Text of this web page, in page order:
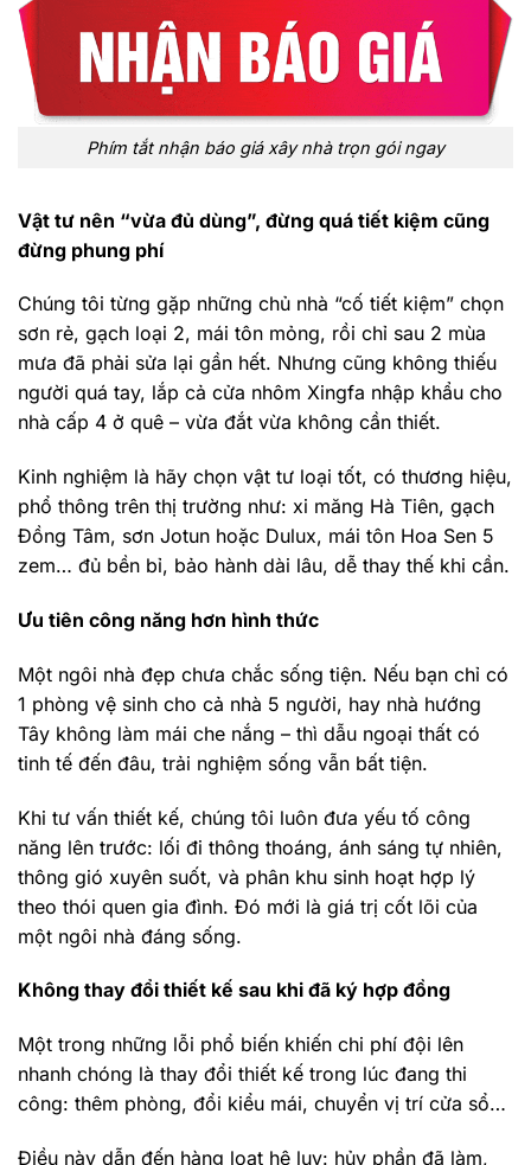
Phím tắt nhận báo giá xây nhà trọn gói ngay
Vật tư nên “vừa đủ dùng”, đừng quá tiết kiệm cũng
đừng phung phí
Chúng tôi từng gặp những chủ nhà “cố tiết kiệm” chọn
sơn rẻ, gạch loại 2, mái tôn mỏng, rồi chỉ sau 2 mùa
mưa đã phải sửa lại gần hết. Nhưng cũng không thiếu
người quá tay, lắp cả cửa nhôm Xingfa nhập khẩu cho
nhà cấp 4 ở quê – vừa đắt vừa không cần thiết.
Kinh nghiệm là hãy chọn vật tư loại tốt, có thương hiệu,
phổ thông trên thị trường như: xi măng Hà Tiên, gạch
Đồng Tâm, sơn Jotun hoặc Dulux, mái tôn Hoa Sen 5
zem… đủ bền bỉ, bảo hành dài lâu, dễ thay thế khi cần.
Ưu tiên công năng hơn hình thức
Một ngôi nhà đẹp chưa chắc sống tiện. Nếu bạn chỉ có
1 phòng vệ sinh cho cả nhà 5 người, hay nhà hướng
Tây không làm mái che nắng – thì dẫu ngoại thất có
tinh tế đến đâu, trải nghiệm sống vẫn bất tiện.
Khi tư vấn thiết kế, chúng tôi luôn đưa yếu tố công
năng lên trước: lối đi thông thoáng, ánh sáng tự nhiên,
thông gió xuyên suốt, và phân khu sinh hoạt hợp lý
theo thói quen gia đình. Đó mới là giá trị cốt lõi của
một ngôi nhà đáng sống.
Không thay đổi thiết kế sau khi đã ký hợp đồng
Một trong những lỗi phổ biến khiến chi phí đội lên
nhanh chóng là thay đổi thiết kế trong lúc đang thi
công: thêm phòng, đổi kiểu mái, chuyển vị trí cửa sổ…
Điều này dẫn đến hàng loạt hệ lụy: hủy phần đã làm,